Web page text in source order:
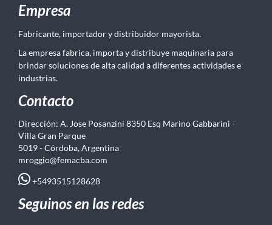
Empresa
Fabricante, importador y distribuidor mayorista.
La empresa fabrica, importa y distribuye maquinaria para
brindar soluciones de alta calidad a diferentes actividades e
industrias.
Contacto
Dirección: A. Jose Posanzini 8350 Esq Marino Gabbarini -
Villa Gran Parque
5019 - Córdoba, Argentina
mroggio@femacba.com
+5493515128628
Seguinos en las redes